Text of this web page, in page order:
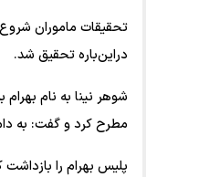
تحقیقات ماموران
دراین‌باره تحقیق شد.
شوهر نینا به نام
مطرح کرد و گفت: به
پلیس بهرام را